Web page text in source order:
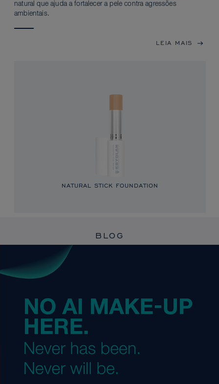
natural que ajuda a fortalecer a pele contra agressões
ambientais.
LEIA MAIS
NATURAL STICK FOUNDATION
BLOG